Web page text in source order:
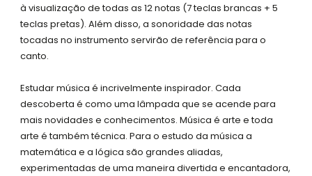
à visualização de todas as 12 notas (7 teclas brancas + 5
teclas pretas). Além disso, a sonoridade das notas
tocadas no instrumento servirão de referência para o
canto.
Estudar música é incrivelmente inspirador. Cada
descoberta é como uma lâmpada que se acende para
mais novidades e conhecimentos. Música é arte e toda
arte é também técnica. Para o estudo da música a
matemática e a lógica são grandes aliadas,
experimentadas de uma maneira divertida e encantadora,